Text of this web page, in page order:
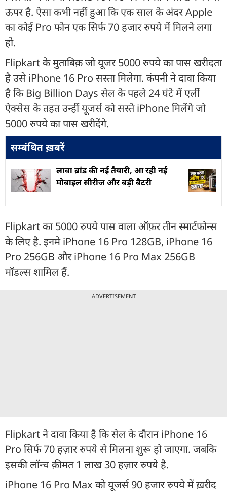
ऊपर है. ऐसा कभी नहीं हुआ कि एक साल के अंदर Apple
का कोई Pro फोन एक सिर्फ 70 हजार रुपये में मिलने लगा
हो.
Flipkart के मुताबिक़ जो यूजर 5000 रुपये का पास खरीदता
है उसे iPhone 16 Pro सस्ता मिलेगा. कंपनी ने दावा किया
है कि Big Billion Days सेल के पहले 24 घंटे में एर्ली
ऐक्सेस के तहत उन्हीं यूजर्स को सस्ते iPhone मिलेंगे जो
5000 रुपये का पास खरीदेंगे.
सम्बंधित ख़बरें
लावा ब्रांड की नई तैयारी, आ रही नई
मोबाइल सीरीज और बड़ी बैटरी
Flipkart का 5000 रुपये पास वाला ऑफ़र तीन स्मार्टफोन्स
के लिए है. इनमे iPhone 16 Pro 128GB, iPhone 16
Pro 256GB और iPhone 16 Pro Max 256GB
मॉडल्स शामिल हैं.
ADVERTISEMENT
Flipkart ने दावा किया है कि सेल के दौरान iPhone 16
Pro सिर्फ 70 हज़ार रुपये से मिलना शुरू हो जाएगा. जबकि
इसकी लॉन्च क़ीमत 1 लाख 30 हज़ार रुपये है.
iPhone 16 Pro Max को यूजर्स 90 हजार रुपये में ख़रीद